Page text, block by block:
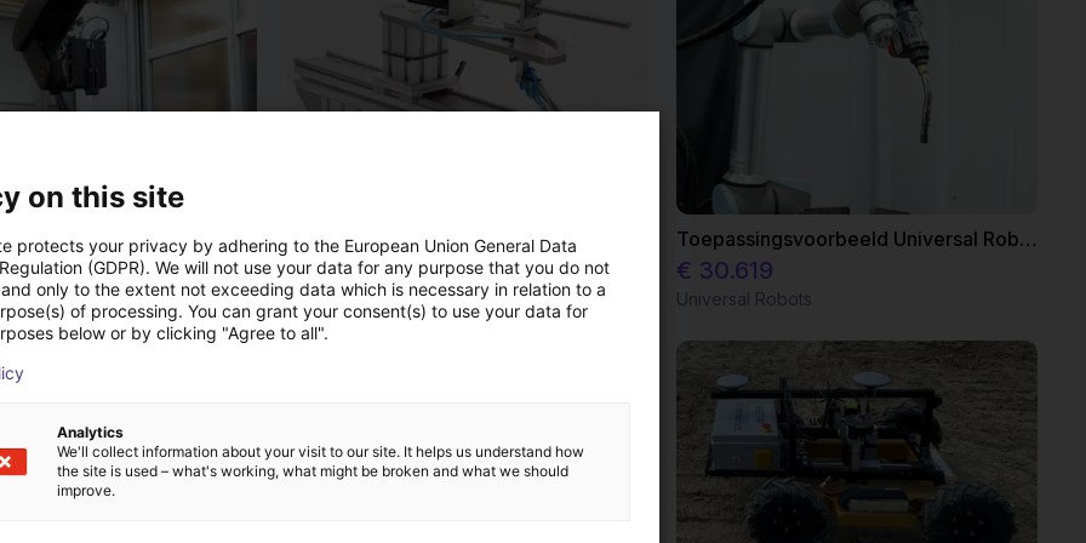
testen
BENNING Elektrotechnik und Elektronik GmbH & Co. KG
€ 2.688,12
igus GmbH
Toepassingsvoorbeeld Universal Robots - TruArc Weld 1000 lascel
€ 30.619
Universal Robots
on this site
protects your privacy by adhering to the European Union General Data
(GDPR). We will not use your data for any purpose that you do not
only to the extent not exceeding data which is necessary in relation to a
of processing. You can grant your consent(s) to use your data for
below or by clicking "Agree to all".
Analytics
We'll collect information about your visit to our site. It helps us understand how
the site is used – what's working, what might be broken and what we should
improve.